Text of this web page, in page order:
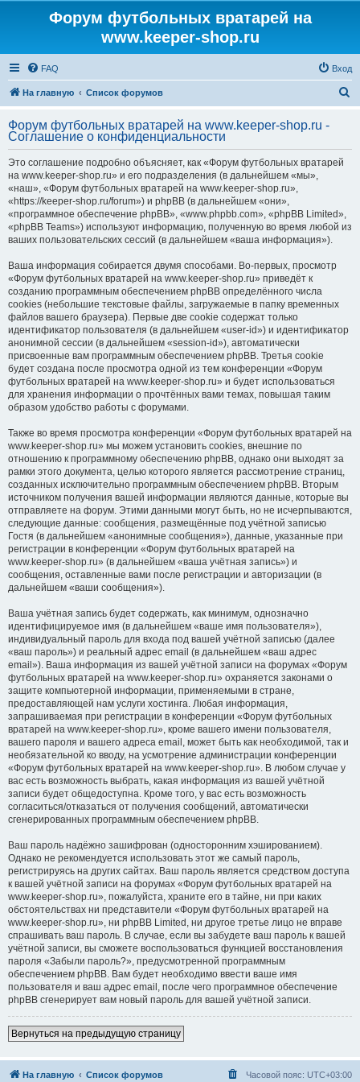
Форум футбольных вратарей на
www.keeper-shop.ru
FAQ Вход
На главную Список форумов
с
Форум футбольных вратарей на www.keeper-shop.ru -
Соглашение о конфиденциальности
Это соглашение подробно объясняет, как «Форум футбольных вратарей
на www.keeper-shop.ru» и его подразделения (в дальнейшем «мы»,
«наш», «Форум футбольных вратарей на www.keeper-shop.ru»,
«https://keeper-shop.ru/forum») и phpBB (в дальнейшем «они»,
«программное обеспечение phpBB», «www.phpbb.com», «phpBB Limited»,
«phpBB Teams») используют информацию, полученную во время любой из
ваших пользовательских сессий (в дальнейшем «ваша информация»).
Ваша информация собирается двумя способами. Во-первых, просмотр
«Форум футбольных вратарей на www.keeper-shop.ru» приведёт к
созданию программным обеспечением phpBB определённого числа
cookies (небольшие текстовые файлы, загружаемые в папку временных
файлов вашего браузера). Первые две cookie содержат только
идентификатор пользователя (в дальнейшем «user-id») и идентификатор
анонимной сессии (в дальнейшем «session-id»), автоматически
присвоенные вам программным обеспечением phpBB. Третья cookie
будет создана после просмотра одной из тем конференции «Форум
футбольных вратарей на www.keeper-shop.ru» и будет использоваться
для хранения информации о прочтённых вами темах, повышая таким
образом удобство работы с форумами.
Также во время просмотра конференции «Форум футбольных вратарей на
www.keeper-shop.ru» мы можем установить cookies, внешние по
отношению к программному обеспечению phpBB, однако они выходят за
рамки этого документа, целью которого является рассмотрение страниц,
созданных исключительно программным обеспечением phpBB. Вторым
источником получения вашей информации являются данные, которые вы
отправляете на форум. Этими данными могут быть, но не исчерпываются,
следующие данные: сообщения, размещённые под учётной записью
Гостя (в дальнейшем «анонимные сообщения»), данные, указанные при
регистрации в конференции «Форум футбольных вратарей на
www.keeper-shop.ru» (в дальнейшем «ваша учётная запись») и
сообщения, оставленные вами после регистрации и авторизации (в
дальнейшем «ваши сообщения»).
Ваша учётная запись будет содержать, как минимум, однозначно
идентифицируемое имя (в дальнейшем «ваше имя пользователя»),
индивидуальный пароль для входа под вашей учётной записью (далее
«ваш пароль») и реальный адрес email (в дальнейшем «ваш адрес
email»). Ваша информация из вашей учётной записи на форумах «Форум
футбольных вратарей на www.keeper-shop.ru» охраняется законами о
защите компьютерной информации, применяемыми в стране,
предоставляющей нам услуги хостинга. Любая информация,
запрашиваемая при регистрации в конференции «Форум футбольных
вратарей на www.keeper-shop.ru», кроме вашего имени пользователя,
вашего пароля и вашего адреса email, может быть как необходимой, так и
необязательной ко вводу, на усмотрение администрации конференции
«Форум футбольных вратарей на www.keeper-shop.ru». В любом случае у
вас есть возможность выбрать, какая информация из вашей учётной
записи будет общедоступна. Кроме того, у вас есть возможность
согласиться/отказаться от получения сообщений, автоматически
сгенерированных программным обеспечением phpBB.
Ваш пароль надёжно зашифрован (односторонним хэшированием).
Однако не рекомендуется использовать этот же самый пароль,
регистрируясь на других сайтах. Ваш пароль является средством доступа
к вашей учётной записи на форумах «Форум футбольных вратарей на
www.keeper-shop.ru», пожалуйста, храните его в тайне, ни при каких
обстоятельствах ни представители «Форум футбольных вратарей на
www.keeper-shop.ru», ни phpBB Limited, ни другое третье лицо не вправе
спрашивать ваш пароль. В случае, если вы забудете ваш пароль к вашей
учётной записи, вы сможете воспользоваться функцией восстановления
пароля «Забыли пароль?», предусмотренной программным
обеспечением phpBB. Вам будет необходимо ввести ваше имя
пользователя и ваш адрес email, после чего программное обеспечение
phpBB сгенерирует вам новый пароль для вашей учётной записи.
Вернуться на предыдущую страницу
На главную Список форумов Часовой пояс: UTC+03:00